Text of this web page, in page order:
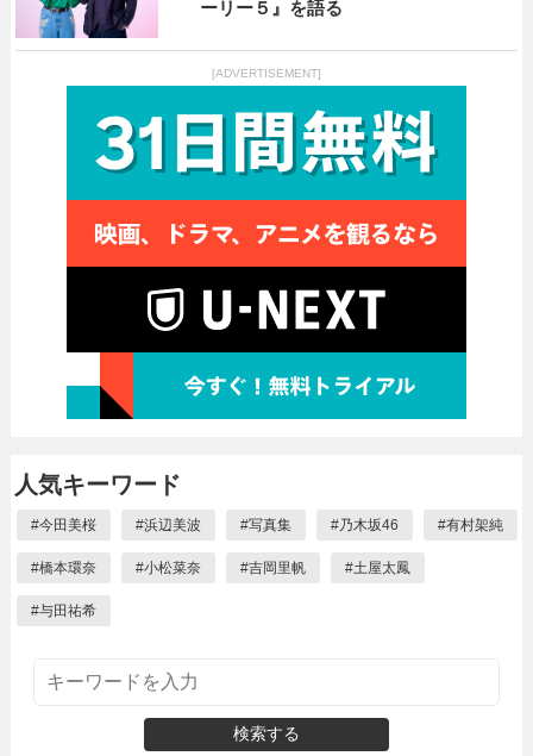
ーリー５』を語る
[ADVERTISEMENT]
人気キーワード
#今田美桜 #浜辺美波 #写真集 #乃木坂46 #有村架純
#橋本環奈 #小松菜奈 #吉岡里帆 #土屋太鳳
#与田祐希
検索する